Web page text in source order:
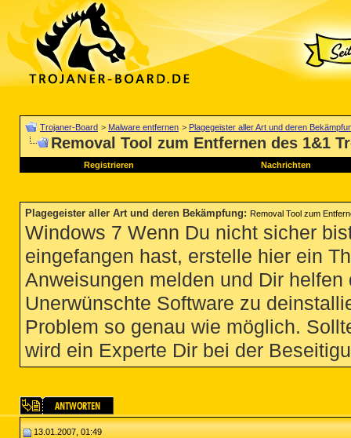
Trojaner-Board > Malware entfernen > Plagegeister aller Art und deren
Removal Tool zum Entfernen des 1&1
Registrieren Nachrichten
Plagegeister aller Art und deren Bekämpfung: Removal Tool zum
Windows 7 Wenn Du nicht sicher
eingefangen hast, erstelle hier ein
Anweisungen melden und Dir
Unerwünschte Software zu
Problem so genau wie möglich.
wird ein Experte Dir bei der
13.01.2007, 01:49